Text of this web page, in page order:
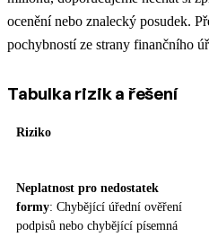
ocenění nebo znalecký posudek.
pochybností ze strany finančního
Tabulka rizik a řešení
Riziko
Neplatnost pro nedostatek
formy: Chybějící úřední ověření
podpisů nebo chybějící písemná